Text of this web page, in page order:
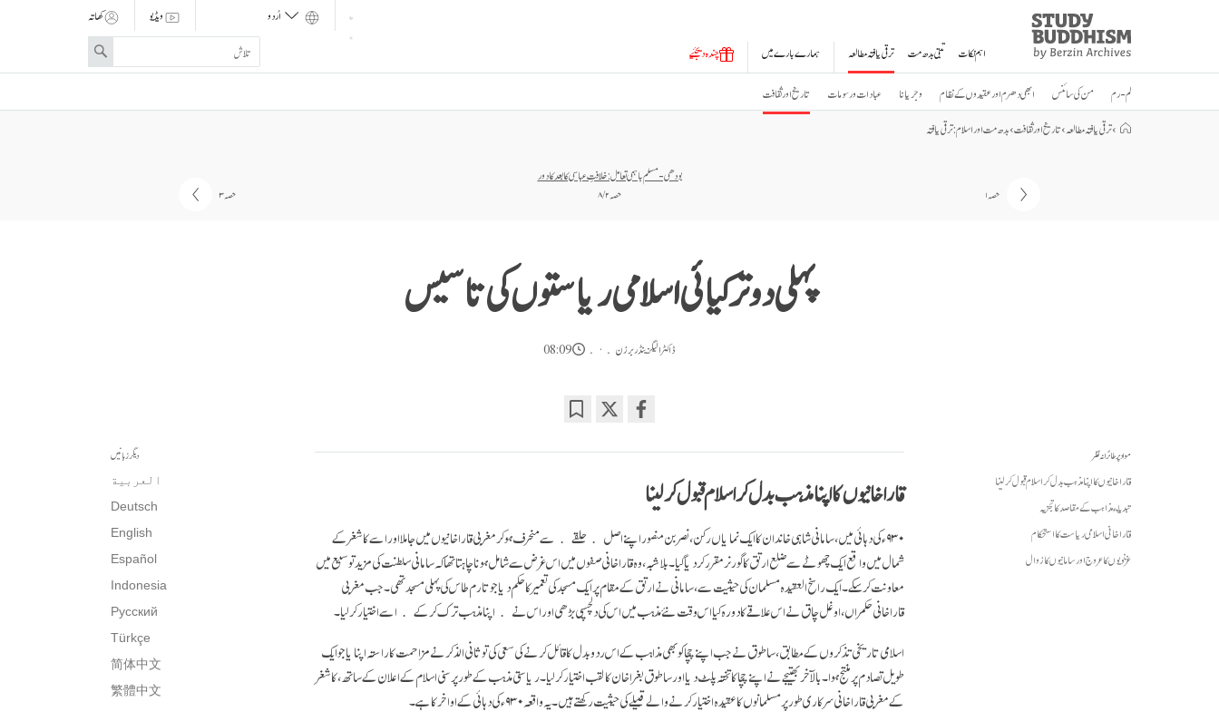
Study
Buddhism
Home
اہم نکات تبتی بدھ مت ترقی یافتہ مطالعہ
لم-رم من کی سائنس ابھی دھرم اور عقیدوں کے نظام وجریانا عبادات و رسومات تاریخ اور ثقافت
ہمارے بارے میں چندہ دیجئیے
ویڈیو
کھاتہ
Enter
search
term
Search
›ترقی یافتہ مطالعہ›تاریخ اور ثقافت›بدھ مت اور اسلام: ترقی یافتہ
حصہ ۱
بودھی-مسلم باہمی تعامل: خلافتِ عباسی کا بعد کا دور
حصہ ۲ / ۸ حصہ ۳
پہلی دو ترکیائی اسلامی ریاستوں کی تاسیس
ڈاکٹر الیگزینڈر برزن 08:09
on
facebook
مواد پر طائرانہ نظر
قاراخانیوں کا اپنا مذہب بدل کر اسلام قبول کرلینا
تبدیلئ مذاہب کے مقاصد کا تجزیہ
قاراخانی اسلامی ریاست کا استحکام
غزنویوں کا عروج اور سامانیوں کا زوال
دیگر زبانیں
العربية
Deutsch
English
Español
Indonesia
Русский
Türkçe
简体中文
繁體中文
قاراخانیوں کا اپنا مذہب بدل کر اسلام قبول کرلینا
۹۳۰ء کی دہائی میں، سامانی شاہی خاندان کا ایک نمایاں رکن، نصر بن منصور اپنے اصل ﴿حلقے﴾ سے منحرف ہو کر مغربی قاراخانیوں میں جا ملا اور اسے کاشغر کے
شمال میں واقع ایک چھوٹے سے ضلع ارتق کا گورنر مقرر کر دیا گیا۔ بلاشبہ، وہ قاراخانی صفوں میں اس غرض سے شامل ہونا چاہتا تھا کہ سامانی سلطنت کی مزید توسیع میں
معاونت کر سکے۔ ایک راسخ العقیدہ مسلمان کی حیثیت سے، سامانی نے ارتق کے مقام پر ایک مسجد کی تعمیر کا حکم دیا جو تارم طاس کی پہلی مسجد تھی۔ جب مغربی
قاراخانی حکمراں، اوغل چاق نے اس علاقے کا دورہ کیا اس وقت نئے مذہب میں اس کی دلچسپی بڑھی اور اس نے ﴿اپنا مذہب ترک کر کے﴾ اسے اختیار کرلیا۔
اسلامی تاریخی تذکروں کے مطابق، ساطوق نے جب اپنے چچا کو بھی مذاہب کے اس رد و بدل کا قائل کرنے کی سعی کی تو ثانی الذکر نے مزاحمت کا راستہ اپنایا جو ایک
طویل تصادم پر منتج ہوا۔ بالآخر بھتیجے نے اپنے چچا کا تختہ پلٹ دیا اور ساطوق بغرا خان کا لقب اختیار کرلیا۔ ریاستی مذہب کے طور پر سنی اسلام کے اعلان کے ساتھ، کاشغر
کے مغربی قاراخانی سرکاری طور پر مسلمانوں کا عقیدہ اختیار کرنے والے قبیلے کی حیثیت رکھتے ہیں۔ یہ واقعہ۹۳۰ء کی دہائی کے اواخر کا ہے۔